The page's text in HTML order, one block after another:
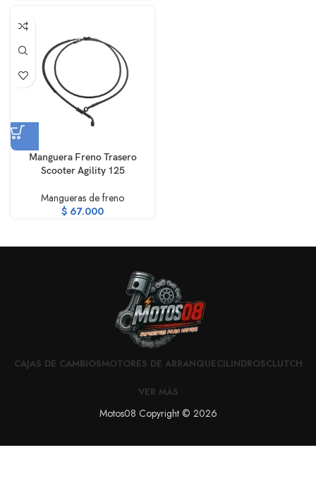
Manguera Freno Trasero
Scooter Agility 125
Mangueras de freno
$ 67.000
CAJAS DE CAMBIOSMOTORES DE ARRANQUECILINDROSCLUTCH
VER MÁS
Motos08 Copyright © 2026